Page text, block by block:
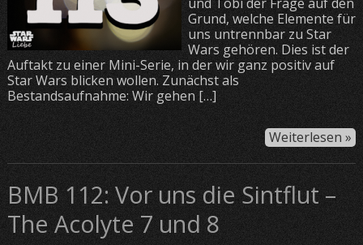
Grund, welche Elemente für
uns untrennbar zu Star
Wars gehören. Dies ist der
Auftakt zu einer Mini-Serie, in der wir ganz positiv auf
Star Wars blicken wollen. Zunächst als
Bestandsaufnahme: Wir gehen […]
Weiterlesen »
BMB 112: Vor uns die Sintflut –
The Acolyte 7 und 8